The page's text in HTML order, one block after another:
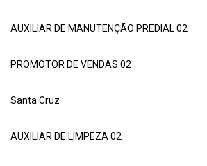
AUXILIAR DE MANUTENÇÃO PREDIAL 02
PROMOTOR DE VENDAS 02
Santa Cruz
AUXILIAR DE LIMPEZA 02